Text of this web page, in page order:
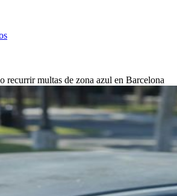
recurrir multas de zona azul en Barcelona